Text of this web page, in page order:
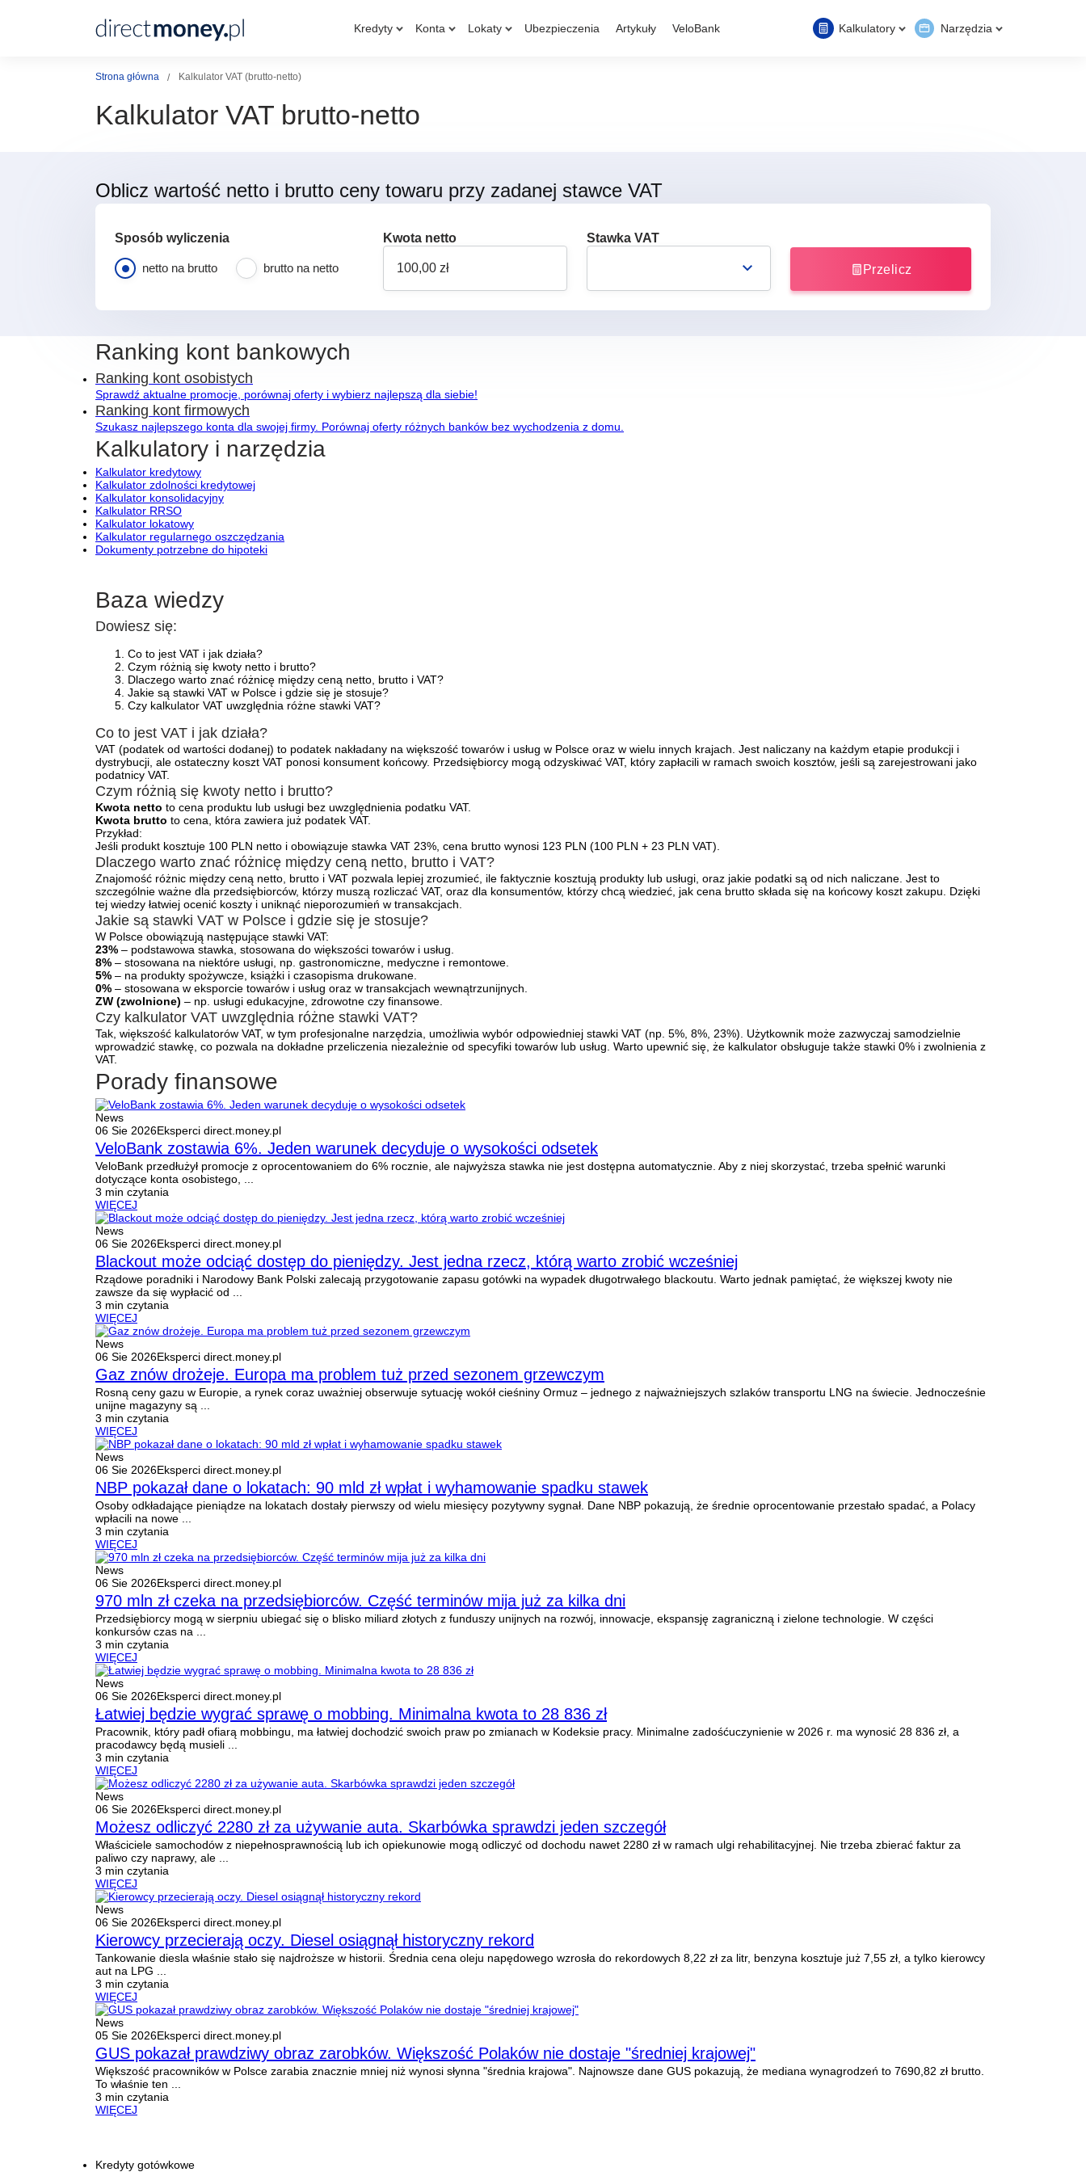
Kredyty Konta Lokaty Ubezpieczenia Artykuły VeloBank Kalkulatory Narzędzia
Strona główna Kalkulator VAT (brutto-netto)
Kalkulator VAT brutto-netto
Oblicz wartość netto i brutto ceny towaru przy zadanej stawce VAT
Sposób wyliczenia
netto na brutto brutto na netto
Kwota netto Stawka VAT
Przelicz
Ranking kont bankowych
Ranking kont osobistych
Sprawdź aktualne promocje, porównaj oferty i wybierz najlepszą dla siebie!
Ranking kont firmowych
Szukasz najlepszego konta dla swojej firmy. Porównaj oferty różnych banków bez wychodzenia z domu.
Kalkulatory i narzędzia
Kalkulator kredytowy
Kalkulator zdolności kredytowej
Kalkulator konsolidacyjny
Kalkulator RRSO
Kalkulator lokatowy
Kalkulator regularnego oszczędzania
Dokumenty potrzebne do hipoteki
Baza wiedzy
Dowiesz się:
Co to jest VAT i jak działa?
Czym różnią się kwoty netto i brutto?
Dlaczego warto znać różnicę między ceną netto, brutto i VAT?
Jakie są stawki VAT w Polsce i gdzie się je stosuje?
Czy kalkulator VAT uwzględnia różne stawki VAT?
Co to jest VAT i jak działa?
VAT (podatek od wartości dodanej) to podatek nakładany na większość towarów i usług w Polsce oraz w wielu innych krajach. Jest naliczany na każdym etapie produkcji i
dystrybucji, ale ostateczny koszt VAT ponosi konsument końcowy. Przedsiębiorcy mogą odzyskiwać VAT, który zapłacili w ramach swoich kosztów, jeśli są zarejestrowani jako
podatnicy VAT.
Czym różnią się kwoty netto i brutto?
Kwota netto to cena produktu lub usługi bez uwzględnienia podatku VAT.
Kwota brutto to cena, która zawiera już podatek VAT.
Przykład:
Jeśli produkt kosztuje 100 PLN netto i obowiązuje stawka VAT 23%, cena brutto wynosi 123 PLN (100 PLN + 23 PLN VAT).
Dlaczego warto znać różnicę między ceną netto, brutto i VAT?
Znajomość różnic między ceną netto, brutto i VAT pozwala lepiej zrozumieć, ile faktycznie kosztują produkty lub usługi, oraz jakie podatki są od nich naliczane. Jest to
szczególnie ważne dla przedsiębiorców, którzy muszą rozliczać VAT, oraz dla konsumentów, którzy chcą wiedzieć, jak cena brutto składa się na końcowy koszt zakupu. Dzięki
tej wiedzy łatwiej ocenić koszty i uniknąć nieporozumień w transakcjach.
Jakie są stawki VAT w Polsce i gdzie się je stosuje?
W Polsce obowiązują następujące stawki VAT:
23% – podstawowa stawka, stosowana do większości towarów i usług.
8% – stosowana na niektóre usługi, np. gastronomiczne, medyczne i remontowe.
5% – na produkty spożywcze, książki i czasopisma drukowane.
0% – stosowana w eksporcie towarów i usług oraz w transakcjach wewnątrzunijnych.
ZW (zwolnione) – np. usługi edukacyjne, zdrowotne czy finansowe.
Czy kalkulator VAT uwzględnia różne stawki VAT?
Tak, większość kalkulatorów VAT, w tym profesjonalne narzędzia, umożliwia wybór odpowiedniej stawki VAT (np. 5%, 8%, 23%). Użytkownik może zazwyczaj samodzielnie
wprowadzić stawkę, co pozwala na dokładne przeliczenia niezależnie od specyfiki towarów lub usług. Warto upewnić się, że kalkulator obsługuje także stawki 0% i zwolnienia z
VAT.
Porady finansowe
News
06 Sie 2026Eksperci direct.money.pl
VeloBank zostawia 6%. Jeden warunek decyduje o wysokości odsetek
VeloBank przedłużył promocje z oprocentowaniem do 6% rocznie, ale najwyższa stawka nie jest dostępna automatycznie. Aby z niej skorzystać, trzeba spełnić warunki
dotyczące konta osobistego, ...
3 min czytania
WIĘCEJ
News
06 Sie 2026Eksperci direct.money.pl
Blackout może odciąć dostęp do pieniędzy. Jest jedna rzecz, którą warto zrobić wcześniej
Rządowe poradniki i Narodowy Bank Polski zalecają przygotowanie zapasu gotówki na wypadek długotrwałego blackoutu. Warto jednak pamiętać, że większej kwoty nie
zawsze da się wypłacić od ...
3 min czytania
WIĘCEJ
News
06 Sie 2026Eksperci direct.money.pl
Gaz znów drożeje. Europa ma problem tuż przed sezonem grzewczym
Rosną ceny gazu w Europie, a rynek coraz uważniej obserwuje sytuację wokół cieśniny Ormuz – jednego z najważniejszych szlaków transportu LNG na świecie. Jednocześnie
unijne magazyny są ...
3 min czytania
WIĘCEJ
News
06 Sie 2026Eksperci direct.money.pl
NBP pokazał dane o lokatach: 90 mld zł wpłat i wyhamowanie spadku stawek
Osoby odkładające pieniądze na lokatach dostały pierwszy od wielu miesięcy pozytywny sygnał. Dane NBP pokazują, że średnie oprocentowanie przestało spadać, a Polacy
wpłacili na nowe ...
3 min czytania
WIĘCEJ
News
06 Sie 2026Eksperci direct.money.pl
970 mln zł czeka na przedsiębiorców. Część terminów mija już za kilka dni
Przedsiębiorcy mogą w sierpniu ubiegać się o blisko miliard złotych z funduszy unijnych na rozwój, innowacje, ekspansję zagraniczną i zielone technologie. W części
konkursów czas na ...
3 min czytania
WIĘCEJ
News
06 Sie 2026Eksperci direct.money.pl
Łatwiej będzie wygrać sprawę o mobbing. Minimalna kwota to 28 836 zł
Pracownik, który padł ofiarą mobbingu, ma łatwiej dochodzić swoich praw po zmianach w Kodeksie pracy. Minimalne zadośćuczynienie w 2026 r. ma wynosić 28 836 zł, a
pracodawcy będą musieli ...
3 min czytania
WIĘCEJ
News
06 Sie 2026Eksperci direct.money.pl
Możesz odliczyć 2280 zł za używanie auta. Skarbówka sprawdzi jeden szczegół
Właściciele samochodów z niepełnosprawnością lub ich opiekunowie mogą odliczyć od dochodu nawet 2280 zł w ramach ulgi rehabilitacyjnej. Nie trzeba zbierać faktur za
paliwo czy naprawy, ale ...
3 min czytania
WIĘCEJ
News
06 Sie 2026Eksperci direct.money.pl
Kierowcy przecierają oczy. Diesel osiągnął historyczny rekord
Tankowanie diesla właśnie stało się najdroższe w historii. Średnia cena oleju napędowego wzrosła do rekordowych 8,22 zł za litr, benzyna kosztuje już 7,55 zł, a tylko kierowcy
aut na LPG ...
3 min czytania
WIĘCEJ
News
05 Sie 2026Eksperci direct.money.pl
GUS pokazał prawdziwy obraz zarobków. Większość Polaków nie dostaje "średniej krajowej"
Większość pracowników w Polsce zarabia znacznie mniej niż wynosi słynna "średnia krajowa". Najnowsze dane GUS pokazują, że mediana wynagrodzeń to 7690,82 zł brutto.
To właśnie ten ...
3 min czytania
WIĘCEJ
Kredyty gotówkowe